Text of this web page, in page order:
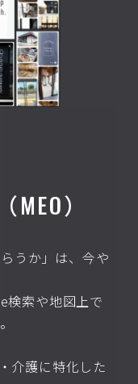
）
うか」は、今や
検索や地図上で
介護に特化した